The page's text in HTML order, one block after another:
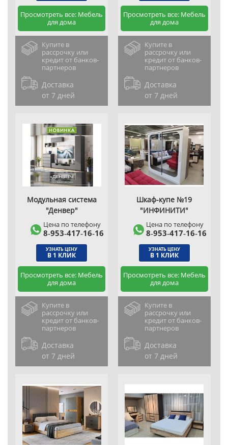
Просмотреть все: Мебель
для дома
Купите в
рассрочку или
кредит от банков-
партнеров
Доставка
от 7 дней
Просмотреть все: Мебель
для дома
Купите в
рассрочку или
кредит от банков-
партнеров
Доставка
от 7 дней
Модульная система
"Денвер"
Цена по телефону
8‑953‑417‑16‑16
УЗНАТЬ ЦЕНУ
В 1 КЛИК
Просмотреть все: Мебель
для дома
Купите в
рассрочку или
кредит от банков-
партнеров
Доставка
от 7 дней
Шкаф-купе №19
"ИНФИНИТИ"
Цена по телефону
8‑953‑417‑16‑16
УЗНАТЬ ЦЕНУ
В 1 КЛИК
Просмотреть все: Мебель
для дома
Купите в
рассрочку или
кредит от банков-
партнеров
Доставка
от 7 дней